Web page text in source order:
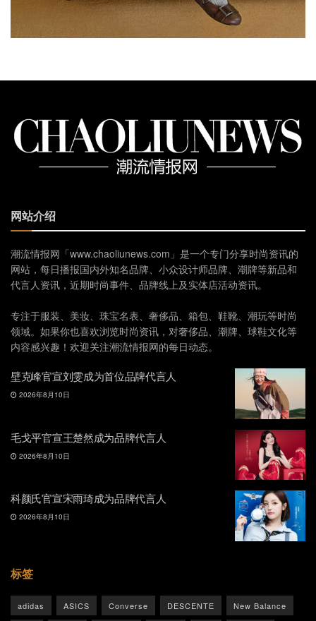
网站介绍
潮流情报网「www.chaoliunews.com」是一个专门分享时尚资讯的
网站，每日播报国内外知名品牌、小众设计师品牌、潮牌等新品和
代言人资讯，近期时尚事件、品牌线上及实体店活动资讯。
专注于服装、美妆、珠宝名表、奢侈品、箱包、鞋靴、潮玩等时尚
领域。如果你也喜欢浏览时尚资讯，对奢侈品、潮牌、球鞋文化等
内容感兴趣！欢迎关注潮流情报网的每日动态。
壁克峰官宣刘雯成为首位品牌代言人
2026年8月10日
毛戈平官宣王楚然成为品牌代言人
2026年8月10日
科颜氏官宣宋雨琦成为品牌代言人
2026年8月10日
标签
adidas ASICS Converse DESCENTE New Balance